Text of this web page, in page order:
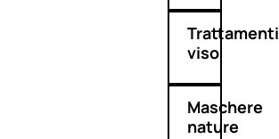
Trattamenti
viso
Maschere
nature